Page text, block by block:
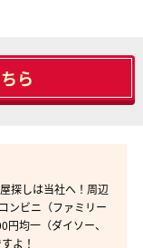
ら
探しは当社へ！周辺
ンビニ（ファミリー
均一（ダイソー、
よ！